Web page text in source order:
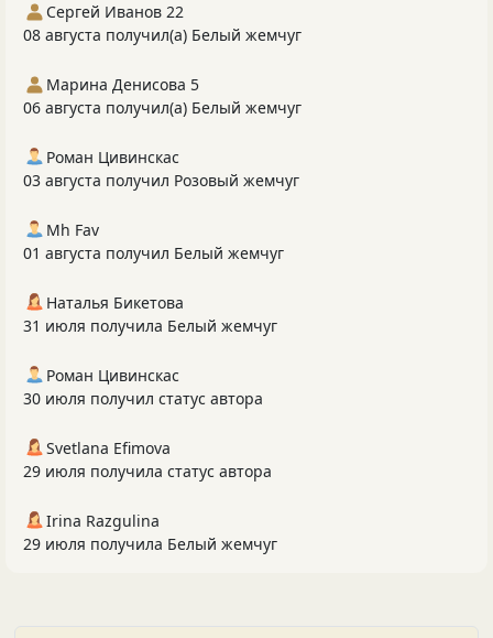
Сергей Иванов 22
08 августа получил(а) Белый жемчуг
Марина Денисова 5
06 августа получил(а) Белый жемчуг
Роман Цивинскас
03 августа получил Розовый жемчуг
Mh Fav
01 августа получил Белый жемчуг
Наталья Бикетова
31 июля получила Белый жемчуг
Роман Цивинскас
30 июля получил статус автора
Svetlana Efimova
29 июля получила статус автора
Irina Razgulina
29 июля получила Белый жемчуг